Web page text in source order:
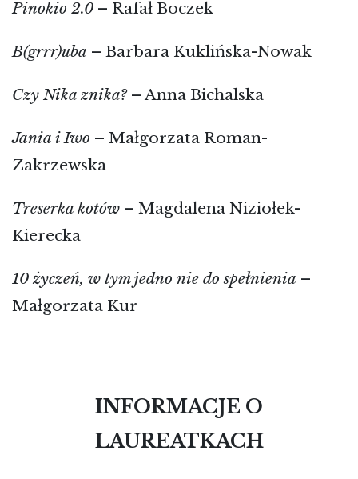
Pinokio 2.0 – Rafał Boczek
B(grrr)uba – Barbara Kuklińska-Nowak
Czy Nika znika?– Anna Bichalska
Jania i Iwo – Małgorzata Roman-
Zakrzewska
Treserka kotów – Magdalena Niziołek-
Kierecka
10 życzeń, w tym jedno nie do spełnienia –
Małgorzata Kur
INFORMACJE O
LAUREATKACH